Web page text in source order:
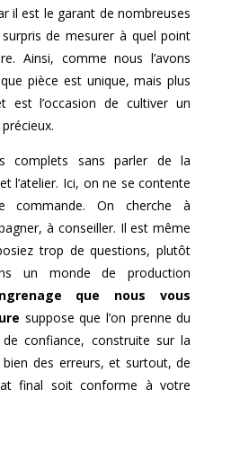
il est le garant de nombreuses
de mesurer à quel point
Ainsi, comme nous l’avons
pièce est unique, mais plus
est l’occasion de cultiver un
complets sans parler de la
l’atelier. Ici, on ne se contente
commande. On cherche à
à conseiller. Il est même
trop de questions, plutôt
un monde de production
que nous vous
suppose que l’on prenne du
confiance, construite sur la
bien des erreurs, et surtout, de
final soit conforme à votre